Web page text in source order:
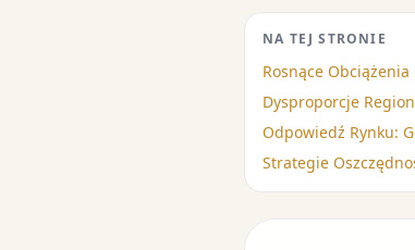
NA TEJ STRONIE
Rosnące
Dysproporcje
Odpowiedź Rynku:
Strategie